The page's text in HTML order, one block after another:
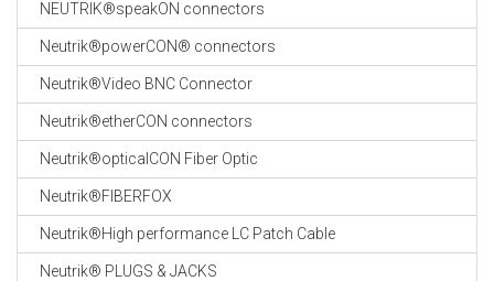
EN
KRIMP KOUS
KOPER KABEL
OP ROL
OCC OPTICAL
FIBER CABLE
GE-ASSEMBLEERDE
NEUTRIK®speakON connectors
Neutrik®powerCON® connectors
Neutrik®Video BNC Connector
Neutrik®etherCON connectors
Neutrik®opticalCON Fiber Optic
Neutrik®FIBERFOX
Neutrik®High performance LC Patch Cable
Neutrik® PLUGS & JACKS